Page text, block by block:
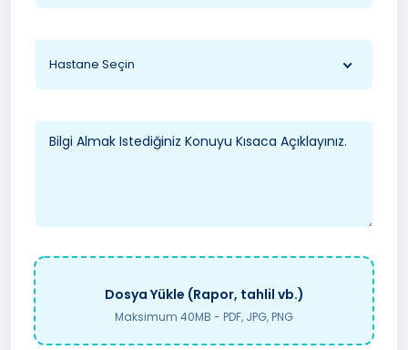
Hastane Seçin
Dosya Yükle (Rapor, tahlil vb.)
Maksimum 40MB - PDF, JPG, PNG